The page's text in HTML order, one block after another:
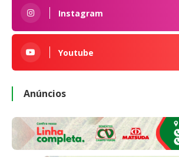
Instagram
Youtube
Anúncios